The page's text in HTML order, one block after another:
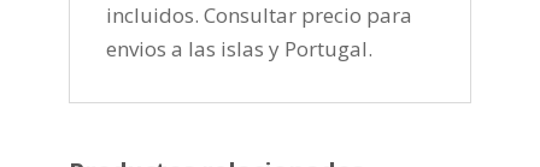
incluidos. Consultar precio para
envios a las islas y Portugal.